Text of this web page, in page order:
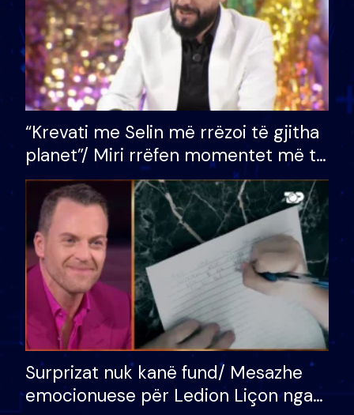
“Krevati me Selin më rrëzoi të gjitha
planet”/ Miri rrëfen momentet më të
bukura në shtëpinë e BB VIP: Do më
mungojë zilja e mëngjesit kur…
Surprizat nuk kanë fund/ Mesazhe
emocionuese për Ledion Liçon nga